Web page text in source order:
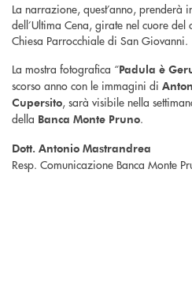
La narrazione, quest’anno, prenderà
dell’Ultima Cena, girate nel cuore del
Chiesa Parrocchiale di San Giovanni.
La mostra fotografica “Padula è
scorso anno con le immagini di
Cupersito, sarà visibile nella
della Banca Monte Pruno.
Dott. Antonio Mastrandrea
Resp. Comunicazione Banca Monte